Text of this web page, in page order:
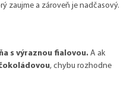
zaujme a zároveň je nadčasový.
s výraznou fialovou. A ak
, chybu rozhodne